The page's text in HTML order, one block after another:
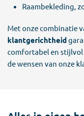
Raambekleding,
Met onze combinatie
klantgerichtheid
comfortabel en
de wensen van onze